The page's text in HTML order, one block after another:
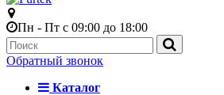
Пн - Пт с 09:00 до 18:00
Обратный звонок
Каталог